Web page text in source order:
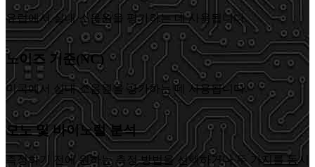
유럽에서 실내 소음원을 평가하는 데 사용됩니다.
노이즈 기준(NC)
미국에서 실내 소음원을 평가하는 데 사용됩니다.
모노 및 바이노럴 분석
측정하기 전에 원하는 측정 방법을 선택하거나 두 가지를 동시